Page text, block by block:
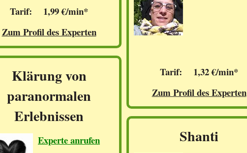
Tarif: 1,99 €/min*
Zum Profil des Experten
Klärung von
paranormalen
Erlebnissen
Experte anrufen
Tarif: 1,32 €/min*
Zum Profil des Experten
Shanti